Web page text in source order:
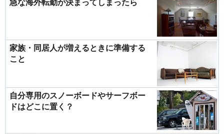
家族・同居人が増えるときに準備する
こと
自分専用のスノーボードやサーフボー
ドはどこに置く？